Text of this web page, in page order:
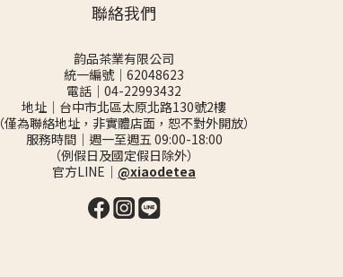
聯絡我們
韵品茶業有限公司
統一編號｜62048623
電話｜04-22993432
地址｜台中市北區太原北路130號2樓
（僅為聯絡地址，非實體店面，恕不對外開放）
服務時間｜週一至週五 09:00-18:00
（例假日及國定假日除外）
官方LINE｜ @xiaodetea